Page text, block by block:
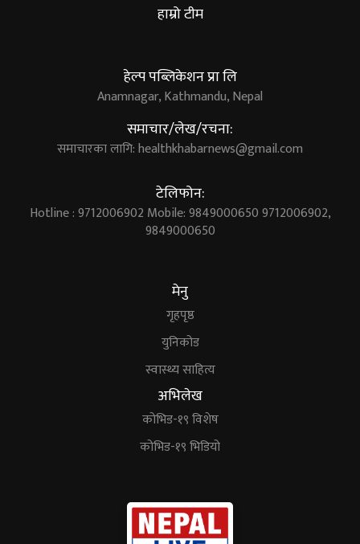
हाम्रो टीम
हेल्प पब्लिकेशन प्रा लि
Anamnagar, Kathmandu, Nepal
समाचार/लेख/रचना:
समाचारका लागि:healthkhabarnews@gmail.com
टेलिफोन:
Hotline : 9712006902 Mobile: 9849000650 9712006902,
9849000650
मेनु
गृहपृष्ठ
युनिकोड
स्वास्थ्य साहित्य
अभिलेख
कोभिड-१९ विशेष
कोभिड-१९ भिडियो